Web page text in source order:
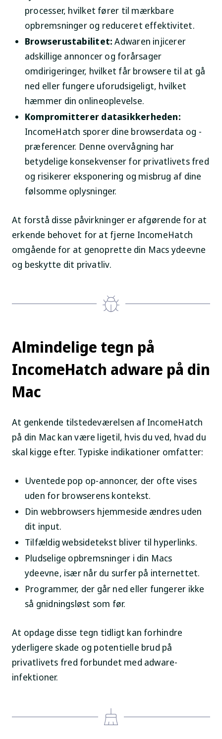
processer, hvilket fører til mærkbare
opbremsninger og reduceret effektivitet.
Browserustabilitet: Adwaren injicerer
adskillige annoncer og forårsager
omdirigeringer, hvilket får browsere til at gå
ned eller fungere uforudsigeligt, hvilket
hæmmer din onlineoplevelse.
Kompromitterer datasikkerheden:
IncomeHatch sporer dine browserdata og -
præferencer. Denne overvågning har
betydelige konsekvenser for privatlivets fred
og risikerer eksponering og misbrug af dine
følsomme oplysninger.
At forstå disse påvirkninger er afgørende for at
erkende behovet for at fjerne IncomeHatch
omgående for at genoprette din Macs ydeevne
og beskytte dit privatliv.
Almindelige tegn på
IncomeHatch adware på din
Mac
At genkende tilstedeværelsen af IncomeHatch
på din Mac kan være ligetil, hvis du ved, hvad du
skal kigge efter. Typiske indikationer omfatter:
Uventede pop op-annoncer, der ofte vises
uden for browserens kontekst.
Din webbrowsers hjemmeside ændres uden
dit input.
Tilfældig websidetekst bliver til hyperlinks.
Pludselige opbremsninger i din Macs
ydeevne, især når du surfer på internettet.
Programmer, der går ned eller fungerer ikke
så gnidningsløst som før.
At opdage disse tegn tidligt kan forhindre
yderligere skade og potentielle brud på
privatlivets fred forbundet med adware-
infektioner.